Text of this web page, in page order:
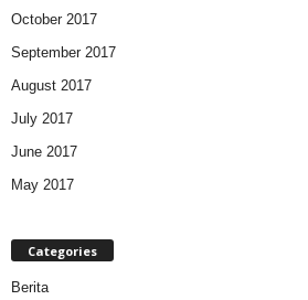
October 2017
September 2017
August 2017
July 2017
June 2017
May 2017
Categories
Berita